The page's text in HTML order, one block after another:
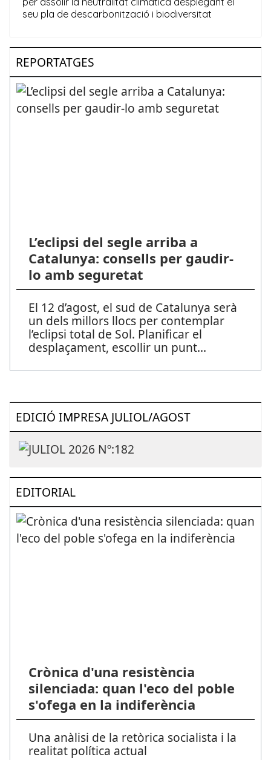
REPORTATGES
L’eclipsi del segle arriba a
Catalunya: consells per gaudir-
lo amb seguretat
El 12 d’agost, el sud de Catalunya serà
un dels millors llocs per contemplar
l’eclipsi total de Sol. Planificar el
desplaçament, escollir un punt...
EDICIÓ IMPRESA JULIOL/AGOST
EDITORIAL
Crònica d'una resistència
silenciada: quan l'eco del poble
s'ofega en la indiferència
Una anàlisi de la retòrica socialista i la
realitat política actual